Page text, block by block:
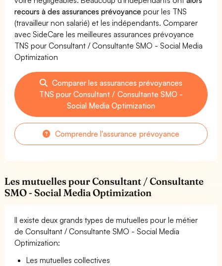
recours à des assurances prévoyance pour les TNS
(travailleur non salarié) et les indépendants. Comparer
avec SideCare les meilleures assurances prévoyance
TNS pour Consultant / Consultante SMO - Social Media
Optimization
Comparer les assurances prévoyances
TNS pour Consultant / Consultante SMO -
Social Media Optimization
Comprendre l'assurance prévoyance
Les mutuelles pour Consultant / Consultante
SMO - Social Media Optimization
Il existe deux grands types de mutuelles pour le métier
de Consultant / Consultante SMO - Social Media
Optimization:
Les mutuelles collectives